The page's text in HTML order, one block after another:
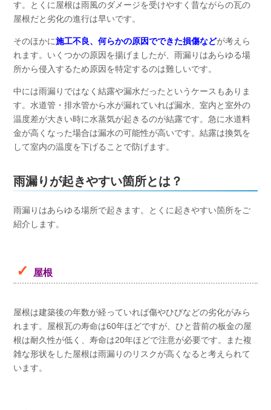
す。とくに屋根は雨風のダメージを受けやすく昔ながらの瓦の
屋根だと劣化の進行は早いです。
そのほかに施工不良、何らかの原因でできた損傷などが考えら
れます。いくつかの原因を揚げましたが、雨漏りはあらゆる場
所から侵入するため原因を特定するのは難しいです。
中には雨漏りではなく結露や漏水だったというケースもありま
す。水道管・排水管から水が漏れていれば漏水、室内と室外の
温度差が大きい時に水蒸気が起きるのが結露です。急に水道料
金が高くなった場合は漏水の可能性が高いです。結露は換気を
して室内の温度を下げることで防げます。
雨漏りが起きやすい箇所とは？
雨漏りはあらゆる場所で起きます。とくに起きやすい箇所をご
紹介します。
屋根
屋根は建築後の年数が経っていれば傷やひびなどの劣化がみら
れます。屋根瓦の寿命は60年ほどですが、ひと昔前の板金の屋
根は耐久性が低く、寿命は20年ほどで注意が必要です。また複
雑な形状をした屋根は雨漏りのリスクが高くなると考えられて
います。